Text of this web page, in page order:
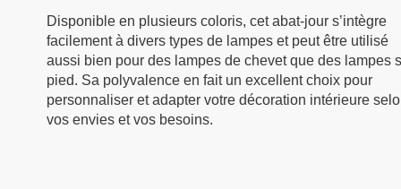
Disponible en plusieurs coloris, cet abat-jour s’intègre
facilement à divers types de lampes et peut être utilisé
aussi bien pour des lampes de chevet que des lampes
pied. Sa polyvalence en fait un excellent choix pour
personnaliser et adapter votre décoration intérieure
vos envies et vos besoins.